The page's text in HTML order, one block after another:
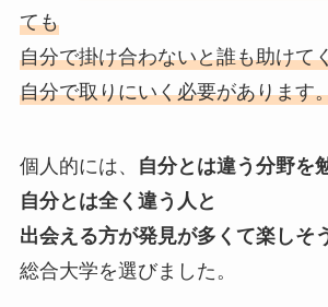
ても
自分で掛け合わないと誰も助けて
自分で取りにいく必要があります
個人的には、
自分とは違う分野を
自分とは全く違う人と
出会える方が発見が多くて楽しそ
総合大学を選びました。